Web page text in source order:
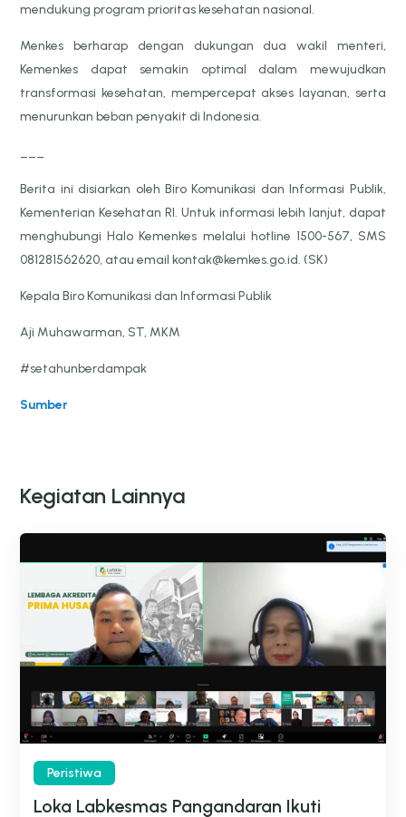
mendukung program prioritas kesehatan nasional.
Menkes berharap dengan dukungan dua wakil menteri,
Kemenkes dapat semakin optimal dalam mewujudkan
transformasi kesehatan, mempercepat akses layanan, serta
menurunkan beban penyakit di Indonesia.
Berita ini disiarkan oleh Biro Komunikasi dan Informasi Publik,
Kementerian Kesehatan RI. Untuk informasi lebih lanjut, dapat
menghubungi Halo Kemenkes melalui hotline 1500-567, SMS
081281562620, atau email kontak@kemkes.go.id. (SK)
Kepala Biro Komunikasi dan Informasi Publik
Aji Muhawarman, ST, MKM
#setahunberdampak
Sumber
Kegiatan Lainnya
Peristiwa
Loka Labkesmas Pangandaran Ikuti